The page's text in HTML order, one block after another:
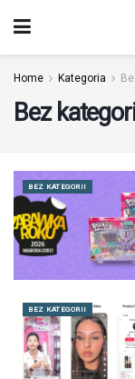
Home Kategoria
Bez
BEZ KATEGORII
BEZ KATEGORII